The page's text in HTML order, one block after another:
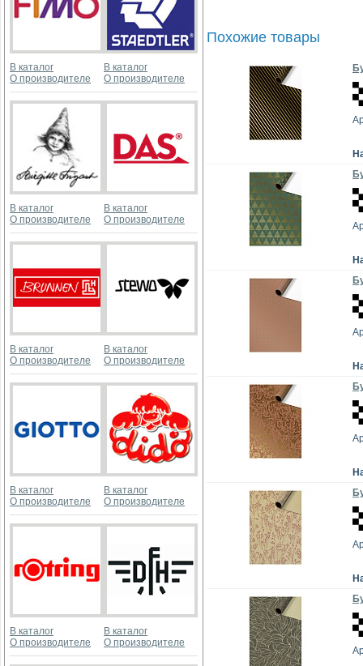
В каталог
О производителе
В каталог
О производителе
В каталог
О производителе
В каталог
О производителе
В каталог
О производителе
В каталог
О производителе
В каталог
О производителе
В каталог
О производителе
В каталог
О производителе
В каталог
О производителе
Похожие товары